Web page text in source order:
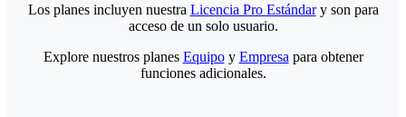
Los planes incluyen nuestra Licencia Pro Estándary son para
acceso de un solo usuario.
Explore nuestros planes Equipoy Empresa para obtener
funciones adicionales.